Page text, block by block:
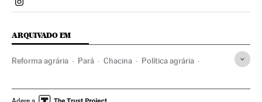
Politica El País Brasil en Instagram
ARQUIVADO EM
Reforma agrária Pará Chacina Política agrária
América Latina Agricultura